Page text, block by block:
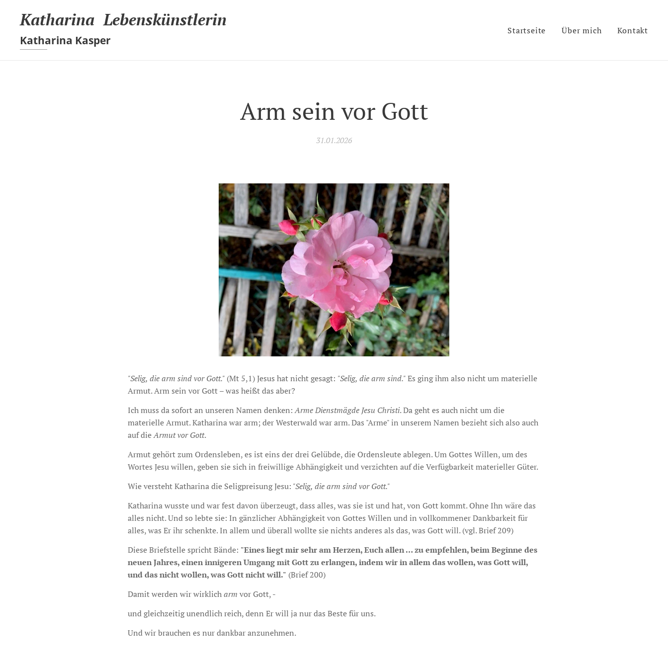
Katharina Lebenskünstlerin
Katharina Kasper
Startseite Über mich Kontakt
Arm sein vor Gott
31.01.2026
"Selig, die arm sind vor Gott." (Mt 5,1) Jesus hat nicht gesagt: "Selig, die arm sind."Es ging ihm also nicht um materielle
Armut. Arm sein vor Gott – was heißt das aber?
Ich muss da sofort an unseren Namen denken:Arme Dienstmägde Jesu Christi. Da geht es auch nicht um die
materielle Armut. Katharina war arm; der Westerwald war arm. Das "Arme" in unserem Namen bezieht sich also auch
auf dieArmut vor Gott.
Armut gehört zum Ordensleben, es ist eins der drei Gelübde, die Ordensleute ablegen. Um Gottes Willen, um des
Wortes Jesu willen, geben sie sich in freiwillige Abhängigkeit und verzichten auf die Verfügbarkeit materieller Güter.
Wie versteht Katharina die Seligpreisung Jesu: "Selig, die arm sind vor Gott."
Katharina wusste und war fest davon überzeugt, dass alles, was sie ist und hat, von Gott kommt. Ohne Ihn wäre das
alles nicht. Und so lebte sie: In gänzlicher Abhängigkeit von Gottes Willen und in vollkommener Dankbarkeit für
alles, was Er ihr schenkte. In allem und überall wollte sie nichts anderes als das, was Gott will. (vgl. Brief 209)
Diese Briefstelle spricht Bände: "Eines liegt mir sehr am Herzen, Euch allen … zu empfehlen, beim Beginne des
neuen Jahres, einen innigeren Umgang mit Gott zu erlangen, indem wir in allem das wollen, was Gott will,
und das nicht wollen, was Gott nicht will." (Brief 200)
Damit werden wir wirklicharm vor Gott, -
und gleichzeitig unendlich reich, denn Er will ja nur das Beste für uns.
Und wir brauchen es nur dankbar anzunehmen.